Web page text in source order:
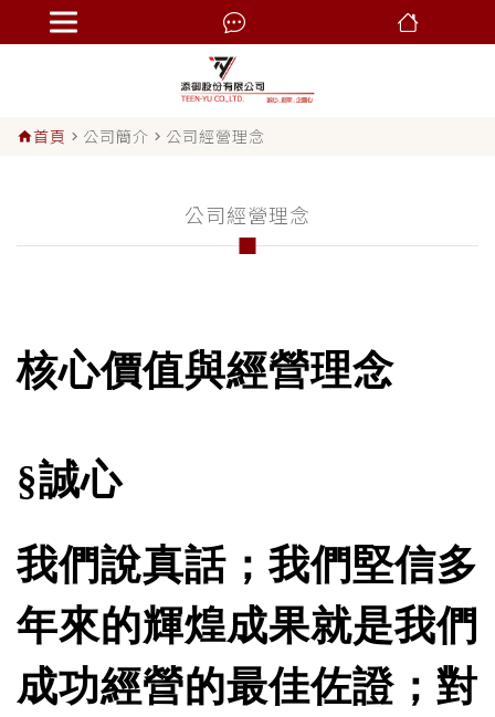
home首頁 navigate_next 公司簡介 navigate_next 公司經營理念
公司經營理念
核心價值與經營理念
§誠心
我們說真話；我們堅信多
年來的輝煌成果就是我們
成功經營的最佳佐證；對